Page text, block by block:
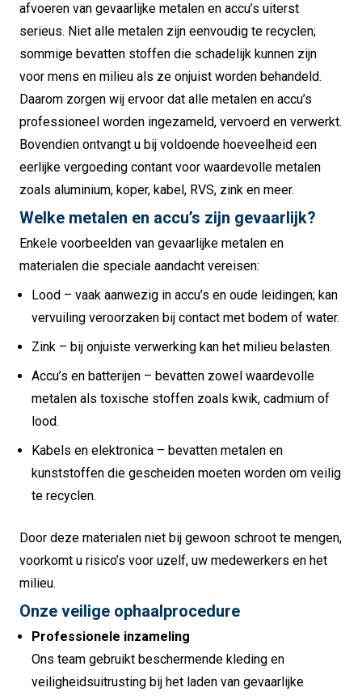
afvoeren van gevaarlijke metalen en accu’s uiterst
serieus. Niet alle metalen zijn eenvoudig te recyclen;
sommige bevatten stoffen die schadelijk kunnen zijn
voor mens en milieu als ze onjuist worden behandeld.
Daarom zorgen wij ervoor dat alle metalen en accu’s
professioneel worden ingezameld, vervoerd en verwerkt.
Bovendien ontvangt u bij voldoende hoeveelheid een
eerlijke vergoeding contant voor waardevolle metalen
zoals aluminium, koper, kabel, RVS, zink en meer.
Welke metalen en accu’s zijn gevaarlijk?
Enkele voorbeelden van gevaarlijke metalen en
materialen die speciale aandacht vereisen:
Lood – vaak aanwezig in accu’s en oude leidingen; kan
vervuiling veroorzaken bij contact met bodem of water.
Zink – bij onjuiste verwerking kan het milieu belasten.
Accu’s en batterijen – bevatten zowel waardevolle
metalen als toxische stoffen zoals kwik, cadmium of
lood.
Kabels en elektronica – bevatten metalen en
kunststoffen die gescheiden moeten worden om veilig
te recyclen.
Door deze materialen niet bij gewoon schroot te mengen,
voorkomt u risico’s voor uzelf, uw medewerkers en het
milieu.
Onze veilige ophaalprocedure
Professionele inzameling
Ons team gebruikt beschermende kleding en
veiligheidsuitrusting bij het laden van gevaarlijke